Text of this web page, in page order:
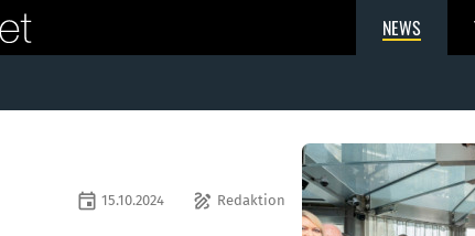
NEWS
draw Redaktion
event 15.10.2024